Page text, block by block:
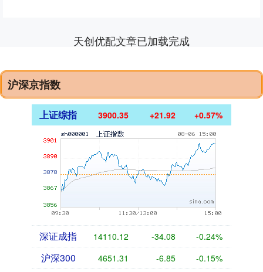
天创优配文章已加载完成
沪深京指数
上证综指 3900.35 +21.92 +0.57%
深证成指 14110.12 -34.08 -0.24%
沪深300 4651.31 -6.85 -0.15%